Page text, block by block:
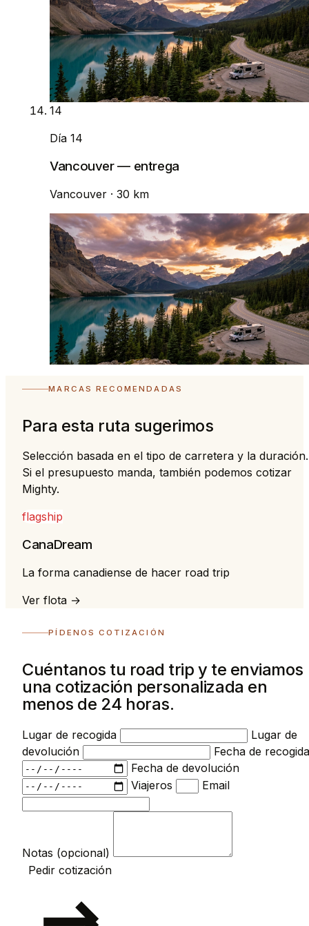
14
Día 14
Vancouver — entrega
Vancouver · 30 km
MARCAS RECOMENDADAS
Para esta ruta sugerimos
Selección basada en el tipo de carretera y la duración.
Si el presupuesto manda, también podemos cotizar
Mighty.
flagship
CanaDream
La forma canadiense de hacer road trip
Ver flota →
PÍDENOS COTIZACIÓN
Cuéntanos tu road trip y te enviamos
una cotización personalizada en
menos de 24 horas.
Lugar de recogida
Lugar de
devolución
Fecha de recogida
Fecha de devolución
Viajeros
Email
Notas (opcional)
Pedir cotización